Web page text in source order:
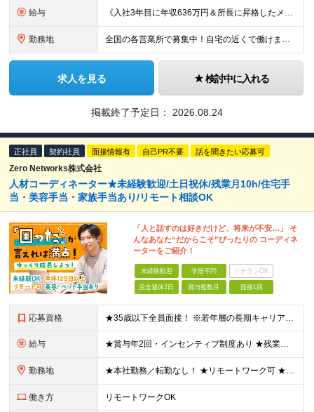
給与 《入社3年目に年収636万円＆所長に昇格したメンバーも！》 ◆月給245,796円～269,205円+営業実績手当+諸手当 ※試用期間3ヶ月(待遇同一) ※固定残業代(22.5時間分/35,796円～
勤務地 全国の各営業所で募集中！自宅の近くで働けます。 ※住所は一部の営業所のみ載せています ★詳細は以下のリンクをご覧ください https://www.fujiyakuhin.co.jp/shop/eig
求人を見る 検討中に入れる
掲載終了予定日： 2026.08.24
正社員 契約社員 面接情報有 自己PR不要 話を聞きたい応募可
Zero Networks株式会社
人材コーディネーター★未経験歓迎/土日祝休/残業月10h/住宅手
当・美容手当・家族手当あり/リモート相談OK
「人と話すのは好きだけど、将来が不安…」 そ
んなあなた“だからこそ”ぴったりの コーディネ
ーターをご紹介！
未経験歓迎 学歴不問 ベテランOK
完全週休2日 賞与複数月 面接1回
応募資格 ★35歳以下全員面接！ ※若年層の長期キャリア形成を図るため □職種・業種未経験・第二新卒歓迎 □学歴不問 ◎人柄重視採用！20代が活躍中の会社 ◎異業種出身の先輩も多数活躍中！ ◎まっさらな方も
給与 ★賞与年2回・インセンティブ制度あり ★残業代は100％支給します（みなし残業は一切ありません） 月給245,000円～500,000円＋インセンティブ＋各種手当＋残業代＋賞与年2回 ※経験・スキ
勤務地 ★本社勤務／転勤なし！ ★リモートワーク可 ★U・Iターン歓迎 ※独り立ち後／業務状況に応じて条件あり ＜本社＞ 東京都中央区東日本橋2-25-4 S-CUBEビル 6階 (変更の範囲)上記を除く
働き方 リモートワークOK